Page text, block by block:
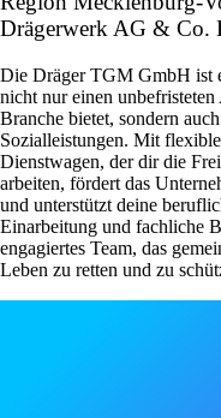
Drägerwerk AG & Co.
Die Dräger TGM GmbH ist
nicht nur einen
Branche bietet, sondern
Sozialleistungen. Mit
Dienstwagen, der dir die
arbeiten, fördert das
und unterstützt deine
Einarbeitung und fachliche
engagiertes Team, das
Leben zu retten und zu